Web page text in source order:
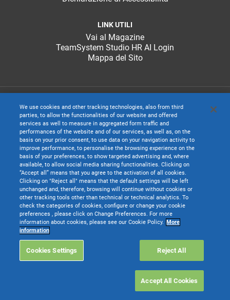
LINK UTILI
Vai al Magazine
TeamSystem Studio HR AI Login
Mappa del Sito
TeamSystem S.p.A. società con socio unico soggetta all’attività di direzione e
coordinamento di TeamSystem Holdco S.p.A. - Cap. Soc. € 24.000.000 I.v. -
C.C.I.A.A. delle Marche - P.I. 01035310414
Sede Legale e Amministrativa: Via Sandro Pertini, 88 - 61122 Pesaro (PU) -
We use cookies and other tracking technologies, also from third
parties, to allow the functionalities of our website and offered
services as well to measure in aggregated form traffic and
performances of the website and of our services, as well as, on the
basis on your prior consent, to use data on your navigation activity to
improve performance, to personalise the browsing experience on the
basis of your preferences, to show targeted advertising and, where
available, to allow social media sharing functionalities. Clicking on
“Accept all” means that you agree to the activation of all cookies.
Clicking on "Reject all" means that the default settings will be left
unchanged and, therefore, browsing will continue without cookies or
other tracking tools other than technical or technical analytics. To
check the categories of cookies, configure or change your cookie
preferences , please click on Change Preferences. For more
information about cookies, please see our Cookie Policy. More
information
Cookies Settings Reject All
Accept All Cookies